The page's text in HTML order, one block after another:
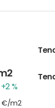
+2 %
€/m2